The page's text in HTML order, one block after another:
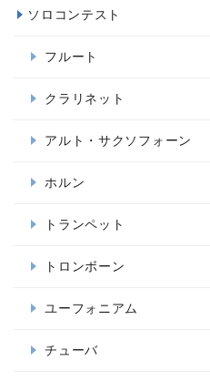
ソロコンテスト
フルート
クラリネット
アルト・サクソフォーン
ホルン
トランペット
トロンボーン
ユーフォニアム
チューバ